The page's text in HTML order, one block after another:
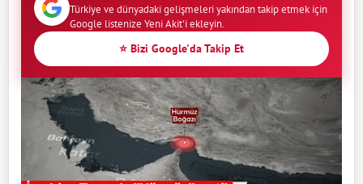
Türkiye ve dünyadaki gelişmeleri yakından takip etmek için
Google listenize Yeni Akit'i ekleyin.
⭐ Bizi Google'da Takip Et